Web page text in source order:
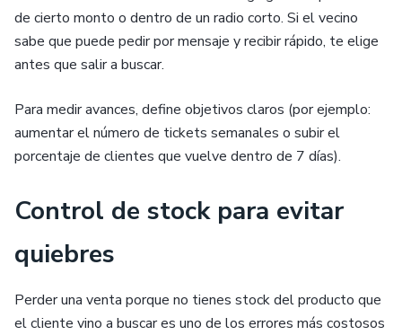
de cierto monto o dentro de un radio corto. Si el vecino
sabe que puede pedir por mensaje y recibir rápido, te elige
antes que salir a buscar.
Para medir avances, define objetivos claros (por ejemplo:
aumentar el número de tickets semanales o subir el
porcentaje de clientes que vuelve dentro de 7 días).
Control de stock para evitar
quiebres
Perder una venta porque no tienes stock del producto que
el cliente vino a buscar es uno de los errores más costosos